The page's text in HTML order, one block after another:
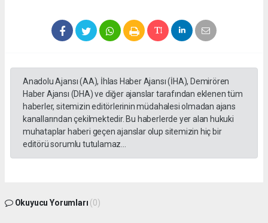
Anadolu Ajansı (AA), İhlas Haber Ajansı (İHA), Demirören
Haber Ajansı (DHA) ve diğer ajanslar tarafından eklenen tüm
haberler, sitemizin editörlerinin müdahalesi olmadan ajans
kanallarından çekilmektedir. Bu haberlerde yer alan hukuki
muhataplar haberi geçen ajanslar olup sitemizin hiç bir
editörü sorumlu tutulamaz...
Okuyucu Yorumları (0)